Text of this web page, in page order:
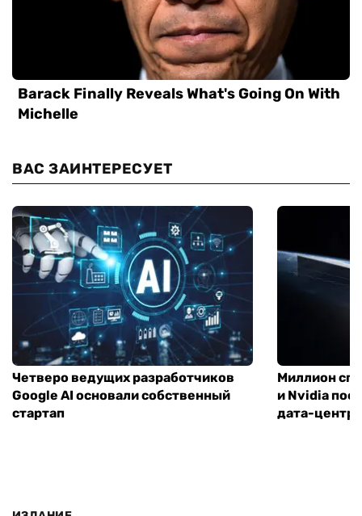
ВАС ЗАИНТЕРЕСУЕТ
Четверо ведущих разработчиков
Google AI основали собственный
стартап
Миллион
и Nvidia
дата-центр